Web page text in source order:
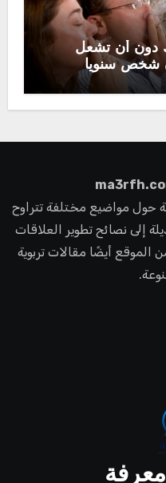
دون أن تشعل
حول مواضيع مختلفة تتراوح
إلى نصائح تطوير العلاقات
الموقع أيضًا مقالات تربوية